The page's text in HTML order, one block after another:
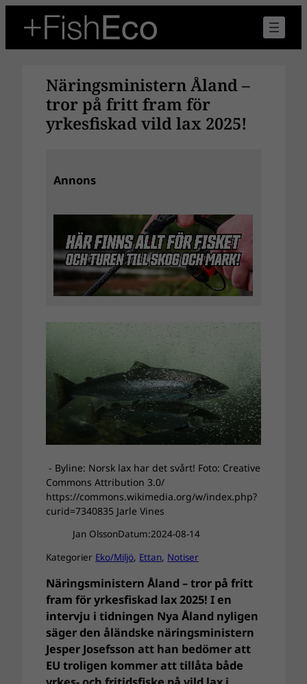
innehåll
Näringsministern Åland –
tror på fritt fram för
yrkesfiskad vild lax 2025!
Annons
- Byline: Norsk lax har det svårt! Foto: Creative
Commons Attribution 3.0/
https://commons.wikimedia.org/w/index.php?
curid=7340835 Jarle Vines
Jan OlssonDatum:2024-08-14
Kategorier Eko/Miljö, Ettan, Notiser
Näringsministern Åland – tror på fritt
fram för yrkesfiskad lax 2025! I en
intervju i tidningen Nya Åland nyligen
säger den åländske näringsministern
Jesper Josefsson att han bedömer att
EU troligen kommer att tillåta både